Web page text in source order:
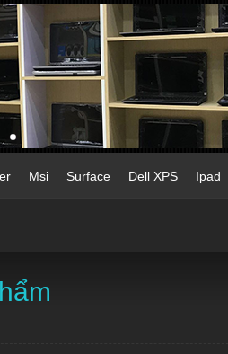
Msi Surface Dell XPS Ipad